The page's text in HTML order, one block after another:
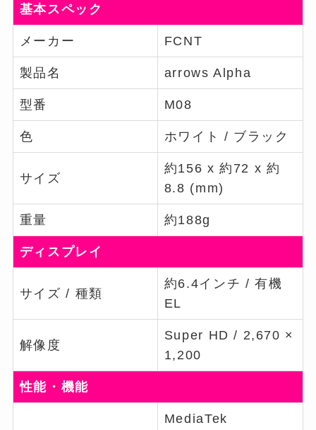
基本スペック
メーカー FCNT
製品名 arrows Alpha
型番 M08
色 ホワイト / ブラック
サイズ
約156 x 約72 x 約
8.8 (mm)
重量 約188g
ディスプレイ
サイズ / 種類
約6.4インチ / 有機
EL
解像度
Super HD / 2,670 ×
1,200
性能・機能
MediaTek